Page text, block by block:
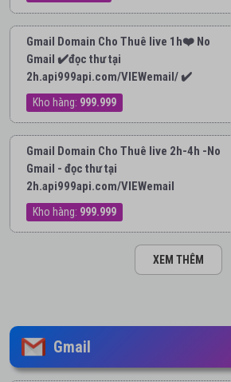
Gmail Domain Cho Thuê live 1h❤️ No
Gmail ✔️đọc thư tại
2h.api999api.com/VIEWemail/ ✔️
Kho hàng: 999.999
Gmail Domain Cho Thuê live 2h-4h -No
Gmail - đọc thư tại
2h.api999api.com/VIEWemail
Kho hàng: 999.999
XEM THÊM
Gmail